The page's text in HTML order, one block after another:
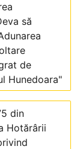
să
de
Hunedoara"
din
Hotărârii